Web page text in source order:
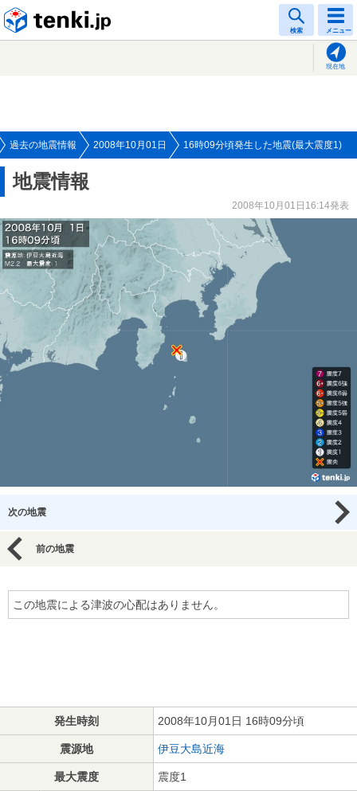
検索 メニュー
現在地
過去の地震情報 2008年10月01日 16時09分頃発生した地震(最大震度1)
地震情報
2008年10月01日16:14発表
次の地震
前の地震
この地震による津波の心配はありません。
発生時刻 2008年10月01日 16時09分頃
震源地 伊豆大島近海
最大震度 震度1